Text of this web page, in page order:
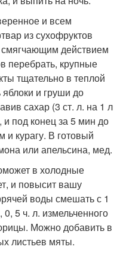
и всем
из сухофруктов
действием
перебрать, крупные
тщательно в теплой
и груши до
сахар (3 ст. л. на 1 л
под конец за 5 мин до
и курагу. В готовый
или апельсина, мед.
в холодные
и повысит вашу
воды смешать с 1
5 ч. л. измельченного
Можно добавить в
листьев мяты.